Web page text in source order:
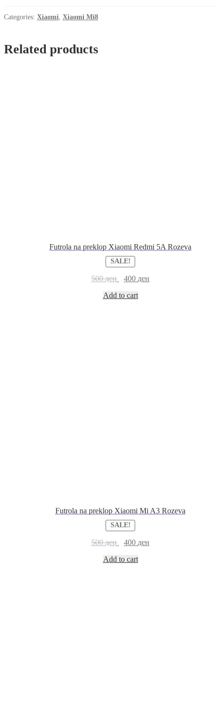
quantity
Categories: Xiaomi, Xiaomi Mi8
Related products
Futrola na preklop Xiaomi Redmi 5A Rozeva
SALE!
500ден 400 ден
Add to cart
Futrola na preklop Xiaomi Mi A3 Rozeva
SALE!
500ден 400 ден
Add to cart